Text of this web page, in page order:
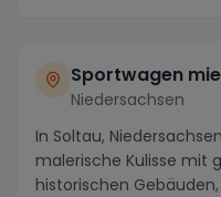
Sportwagen
Niedersachsen
In Soltau,
malerische Kulisse mit
historischen